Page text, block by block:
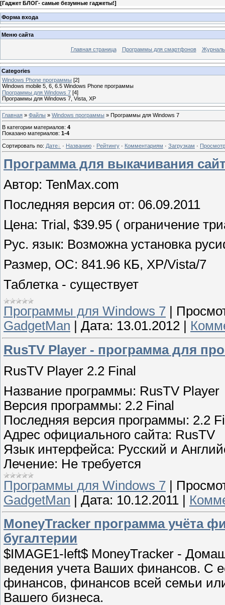
[Гаджет БЛОГ- самые безумные гаджеты!]
Форма входа
Меню сайта
Главная страница Программы для смартфонов
Categories
Windows Phone программы [2]
Windows mobile 5, 6, 6.5 Windows Phone программы
Программы для Windows 7 [4]
Программы для Windows 7, Vista, XP
Главная » Файлы » Windows программы » Программы для Windows 7
В категории материалов: 4
Показано материалов: 1-4
Сортировать по: Дате · Названию · Рейтингу · Комментариям · Загрузкам ·
Программа для выкачивания
Автор: TenMax.com
Последняя версия от: 06.09.2011
Цена: Trial, $39.95 ( ограничение
Рус. язык: Возможна установка
Размер, ОС: 841.96 КБ, XP/Vista/7
Таблетка - существует
Программы для Windows 7
GadgetMan
Дата: 13.01.2012
RusTV Player - программа для
RusTV Player 2.2 Final
Название программы: RusTV Player
Версия программы: 2.2 Final
Последняя версия программы: 2.2
Адрес официального сайта: RusTV
Язык интерфейса: Русский и
Лечение: Не требуется
Программы для Windows 7 |
GadgetMan | Дата: 10.12.2011 |
MoneyTracker программа учёта
бугалтерии
$IMAGE1-left$ MoneyTracker -
ведения учета Ваших финансов. С
финансов, финансов всей семьи
Вашего бизнеса.